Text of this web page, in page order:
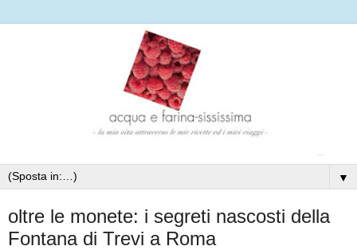
▼
oltre le monete: i segreti nascosti della
Fontana di Trevi a Roma